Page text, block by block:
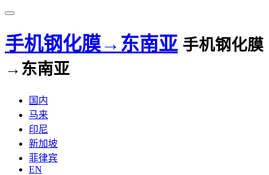
手机钢化膜→东南亚 手机钢化膜
→东南亚
国内
马来
印尼
新加坡
菲律宾
EN